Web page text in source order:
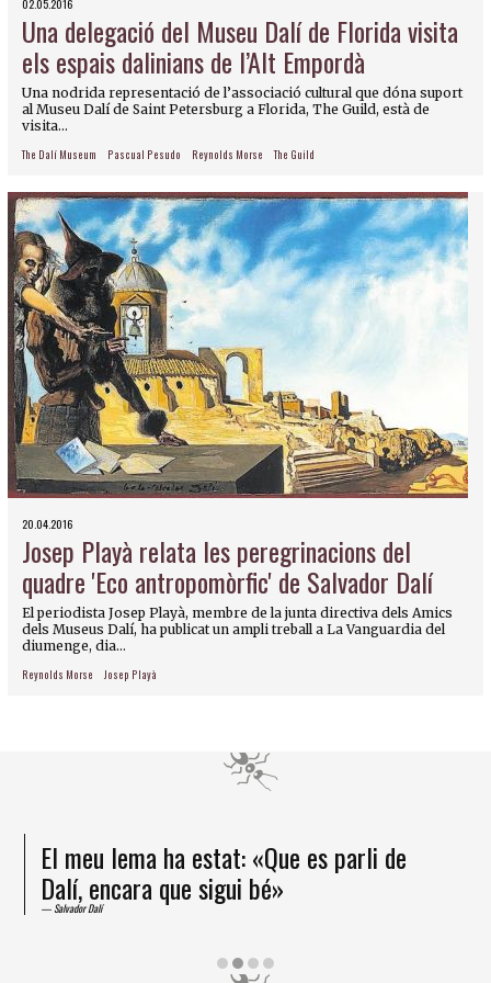
02.05.2016
Una delegació del Museu Dalí de Florida visita
els espais dalinians de l’Alt Empordà
Una nodrida representació de l’associació cultural que dóna suport
al Museu Dalí de Saint Petersburg a Florida, The Guild, està de
visita...
The Dalí Museum Pascual Pesudo Reynolds Morse The Guild
20.04.2016
Josep Playà relata les peregrinacions del
quadre 'Eco antropomòrfic' de Salvador Dalí
El periodista Josep Playà, membre de la junta directiva dels Amics
dels Museus Dalí, ha publicat un ampli treball a La Vanguardia del
diumenge, dia...
Reynolds Morse Josep Playà
El meu lema ha estat: «Que es parli de
Dalí, encara que sigui bé»
Salvador Dalí